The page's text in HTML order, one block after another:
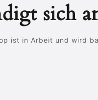
sich
ist in Arbeit und wird